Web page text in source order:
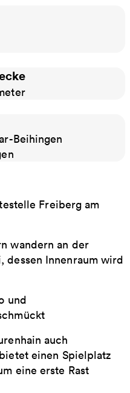
Beihingen
Freiberg am
wandern an der
dessen Innenraum wird
und
auch
einen Spielplatz
eine erste Rast